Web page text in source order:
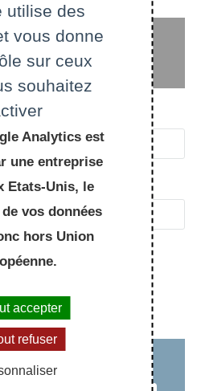
passe
utilise des
vous donne
sur ceux
souhaitez
Analytics est
une entreprise
Etats-Unis, le
vos données
hors Union
accepter
refuser